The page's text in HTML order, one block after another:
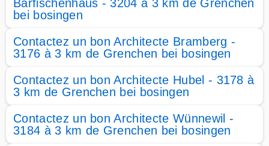
Bärfischenhaus - 3204 à 3 km de Grenchen
bei bosingen
Contactez un bon Architecte Bramberg -
3176 à 3 km de Grenchen bei bosingen
Contactez un bon Architecte Hubel - 3178 à
3 km de Grenchen bei bosingen
Contactez un bon Architecte Wünnewil -
3184 à 3 km de Grenchen bei bosingen